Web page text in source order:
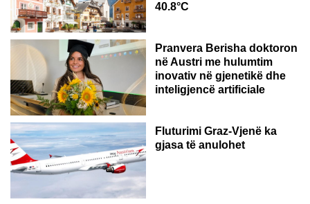
40.8°C
AUSTRI
Pranvera Berisha doktoron
në Austri me hulumtim
inovativ në gjenetikë dhe
inteligjencë artificiale
Fluturimi Graz-Vjenë ka
gjasa të anulohet